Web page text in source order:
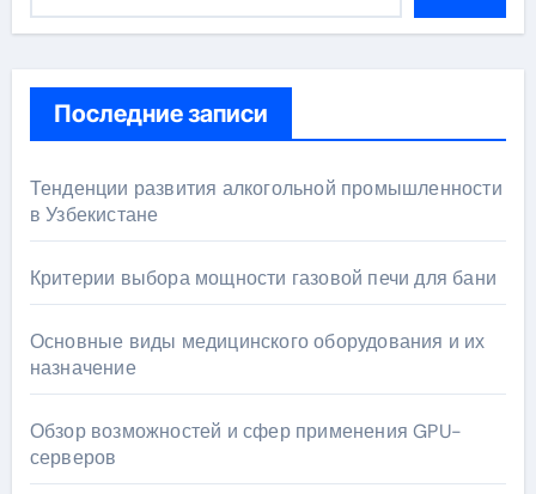
Последние записи
Тенденции развития алкогольной промышленности
в Узбекистане
Критерии выбора мощности газовой печи для бани
Основные виды медицинского оборудования и их
назначение
Обзор возможностей и сфер применения GPU-
серверов